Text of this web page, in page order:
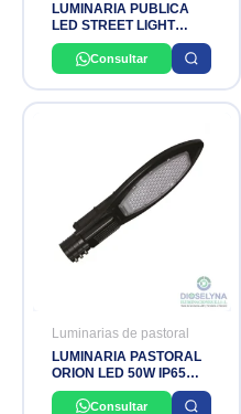
LUMINARIA PUBLICA
LED STREET LIGHT
GBLX 50W IP65 IK09
6500K 100-240V
GEBLER
Consultar
Luminarias de pastoral
LUMINARIA PASTORAL
ORION LED 50W IP65
6500K NOVALAMPS
Consultar